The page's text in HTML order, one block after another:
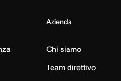
Azienda
Chi siamo
Team direttivo